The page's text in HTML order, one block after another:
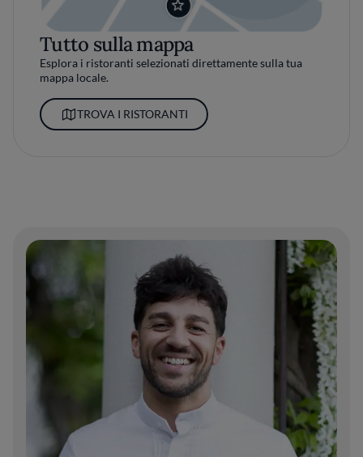
Tutto sulla mappa
Esplora i ristoranti selezionati direttamente sulla tua
mappa locale.
TROVA I RISTORANTI